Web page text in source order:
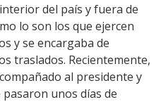
del país y fuera de
lo son los que ejercen
y se encargaba de
traslados. Recientemente,
al presidente y
pasaron unos días de